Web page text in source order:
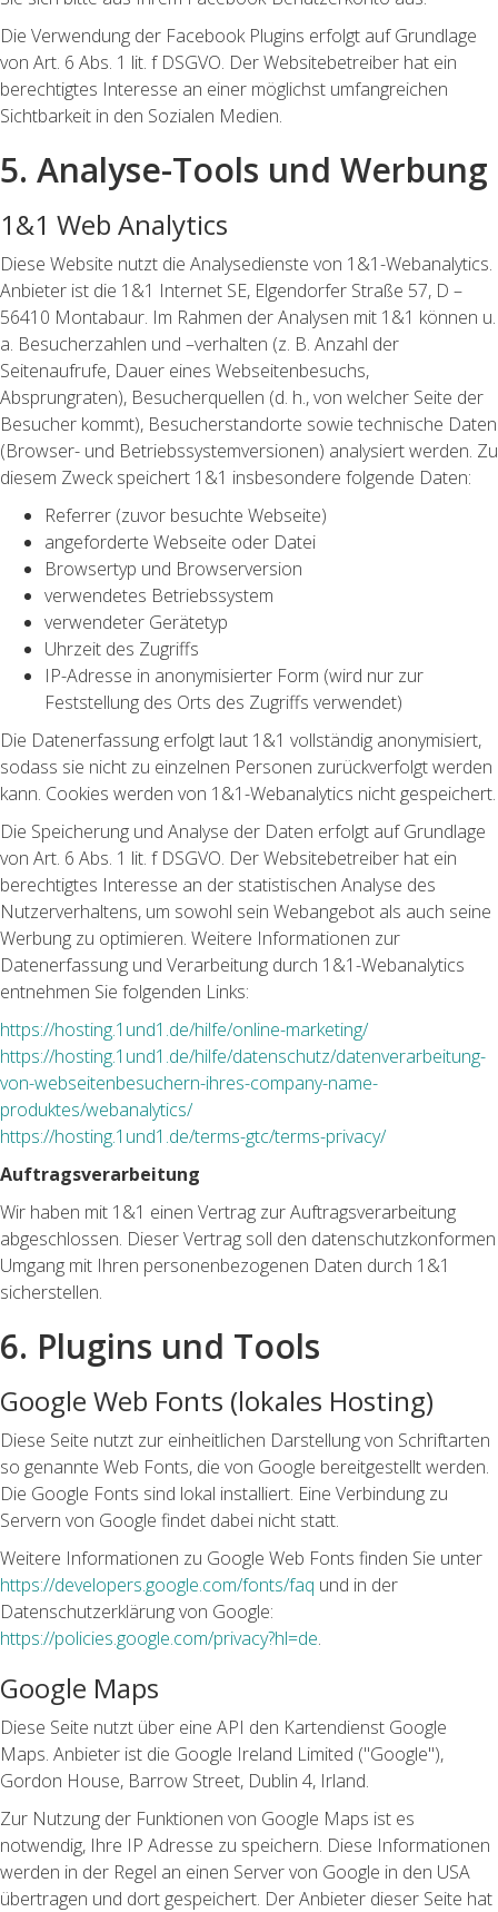
Die Verwendung der Facebook Plugins erfolgt auf Grundlage
von Art. 6 Abs. 1 lit. f DSGVO. Der Websitebetreiber hat ein
berechtigtes Interesse an einer möglichst umfangreichen
Sichtbarkeit in den Sozialen Medien.
5. Analyse-Tools und Werbung
1&1 Web Analytics
Diese Website nutzt die Analysedienste von 1&1-Webanalytics.
Anbieter ist die 1&1 Internet SE, Elgendorfer Straße 57, D –
56410 Montabaur. Im Rahmen der Analysen mit 1&1 können u.
a. Besucherzahlen und –verhalten (z. B. Anzahl der
Seitenaufrufe, Dauer eines Webseitenbesuchs,
Absprungraten), Besucherquellen (d. h., von welcher Seite der
Besucher kommt), Besucherstandorte sowie technische Daten
(Browser- und Betriebssystemversionen) analysiert werden. Zu
diesem Zweck speichert 1&1 insbesondere folgende Daten:
Referrer (zuvor besuchte Webseite)
angeforderte Webseite oder Datei
Browsertyp und Browserversion
verwendetes Betriebssystem
verwendeter Gerätetyp
Uhrzeit des Zugriffs
IP-Adresse in anonymisierter Form (wird nur zur
Feststellung des Orts des Zugriffs verwendet)
Die Datenerfassung erfolgt laut 1&1 vollständig anonymisiert,
sodass sie nicht zu einzelnen Personen zurückverfolgt werden
kann. Cookies werden von 1&1-Webanalytics nicht gespeichert.
Die Speicherung und Analyse der Daten erfolgt auf Grundlage
von Art. 6 Abs. 1 lit. f DSGVO. Der Websitebetreiber hat ein
berechtigtes Interesse an der statistischen Analyse des
Nutzerverhaltens, um sowohl sein Webangebot als auch seine
Werbung zu optimieren. Weitere Informationen zur
Datenerfassung und Verarbeitung durch 1&1-Webanalytics
entnehmen Sie folgenden Links:
https://hosting.1und1.de/hilfe/online-marketing/
https://hosting.1und1.de/hilfe/datenschutz/datenverarbeitung-
von-webseitenbesuchern-ihres-company-name-
produktes/webanalytics/
https://hosting.1und1.de/terms-gtc/terms-privacy/
Auftragsverarbeitung
Wir haben mit 1&1 einen Vertrag zur Auftragsverarbeitung
abgeschlossen. Dieser Vertrag soll den datenschutzkonformen
Umgang mit Ihren personenbezogenen Daten durch 1&1
sicherstellen.
6. Plugins und Tools
Google Web Fonts (lokales Hosting)
Diese Seite nutzt zur einheitlichen Darstellung von Schriftarten
so genannte Web Fonts, die von Google bereitgestellt werden.
Die Google Fonts sind lokal installiert. Eine Verbindung zu
Servern von Google findet dabei nicht statt.
Weitere Informationen zu Google Web Fonts finden Sie unter
https://developers.google.com/fonts/faq und in der
Datenschutzerklärung von Google:
https://policies.google.com/privacy?hl=de.
Google Maps
Diese Seite nutzt über eine API den Kartendienst Google
Maps. Anbieter ist die Google Ireland Limited ("Google"),
Gordon House, Barrow Street, Dublin 4, Irland.
Zur Nutzung der Funktionen von Google Maps ist es
notwendig, Ihre IP Adresse zu speichern. Diese Informationen
werden in der Regel an einen Server von Google in den USA
übertragen und dort gespeichert. Der Anbieter dieser Seite hat